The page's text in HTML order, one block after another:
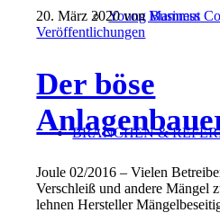
Young Business
BRANCHEN &
20. März 2020 vonMammut
Veröffentlichungen
Der böse
Joule 02/2016 – Vielen
Verschleiß und andere Mängel
lehnen Hersteller